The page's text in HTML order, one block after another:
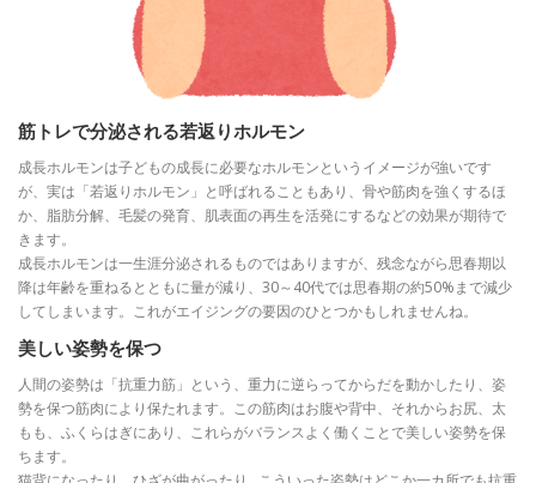
筋トレで分泌される若返りホルモン
成長ホルモンは子どもの成長に必要なホルモンというイメージが強いです
が、実は「若返りホルモン」と呼ばれることもあり、骨や筋肉を強くするほ
か、脂肪分解、毛髪の発育、肌表面の再生を活発にするなどの効果が期待で
きます。
成長ホルモンは一生涯分泌されるものではありますが、残念ながら思春期以
降は年齢を重ねるとともに量が減り、30～40代では思春期の約50%まで減少
してしまいます。これがエイジングの要因のひとつかもしれませんね。
美しい姿勢を保つ
人間の姿勢は「抗重力筋」という、重力に逆らってからだを動かしたり、姿
勢を保つ筋肉により保たれます。この筋肉はお腹や背中、それからお尻、太
もも、ふくらはぎにあり、これらがバランスよく働くことで美しい姿勢を保
ちます。